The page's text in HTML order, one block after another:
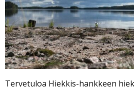
Tervetuloa Hiekkis-hankkeen